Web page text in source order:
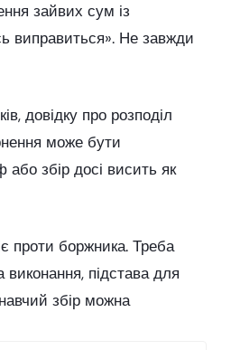
зайвих сум із
виправиться». Не завжди
довідку про розподіл
може бути
збір досі висить як
проти боржника. Треба
виконання, підстава для
збір можна